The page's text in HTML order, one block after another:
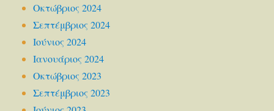
Οκτώβριος 2024
Σεπτέμβριος 2024
Ιούνιος 2024
Ιανουάριος 2024
Οκτώβριος 2023
Σεπτέμβριος 2023